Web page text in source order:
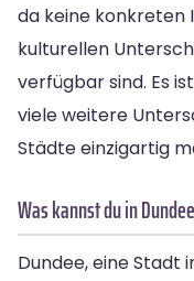
da keine konkreten
kulturellen
verfügbar sind. Es
viele weitere
Städte einzigartig
Was kannst du in
Dundee, eine Stadt